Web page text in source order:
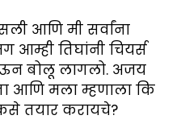
आणि मी सर्वांना
आम्ही तिघांनी चियर्स
बोलू लागलो. अजय
आणि मला म्हणाला कि
तयार करायचे?